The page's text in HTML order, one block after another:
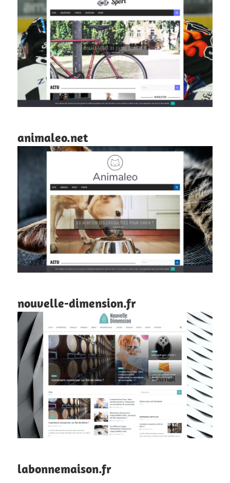
animaleo.net
nouvelle-dimension.fr
labonnemaison.fr